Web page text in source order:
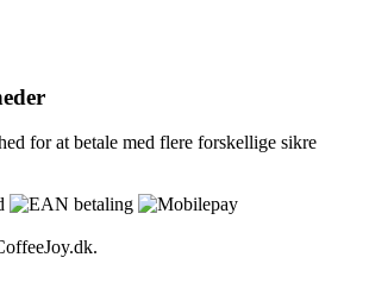
for at betale med flere forskellige sikre